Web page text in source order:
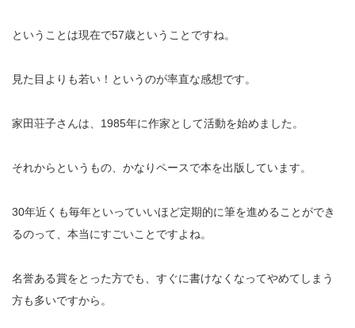
ということは現在で57歳ということですね。
見た目よりも若い！というのが率直な感想です。
家田荘子さんは、1985年に作家として活動を始めました。
それからというもの、かなりペースで本を出版しています。
30年近くも毎年といっていいほど定期的に筆を進めることができ
るのって、本当にすごいことですよね。
名誉ある賞をとった方でも、すぐに書けなくなってやめてしまう
方も多いですから。